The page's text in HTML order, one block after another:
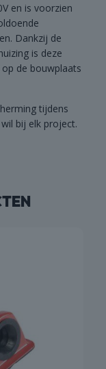
en is voorzien
Dankzij de
is deze
de bouwplaats
tijdens
bij elk project.